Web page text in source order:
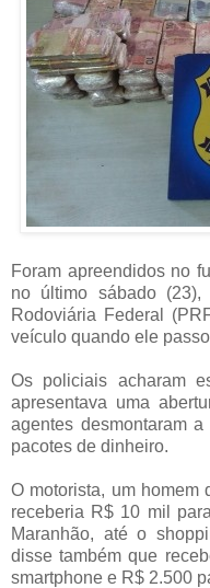
Foram apreendidos no
no último sábado
Rodoviária Federal
veículo quando ele
Os policiais acharam
apresentava uma
agentes desmontaram
pacotes de dinheiro.
O motorista, um
receberia R$ 10 mil
Maranhão, até o
disse também que
smartphone e R$ 2.500